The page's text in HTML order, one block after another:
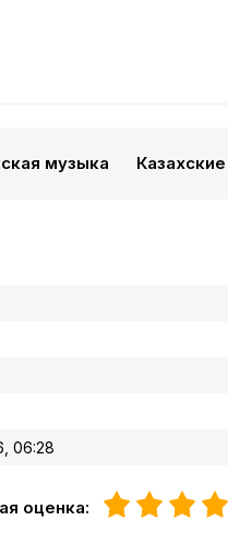
музыка
06:28
оценка: